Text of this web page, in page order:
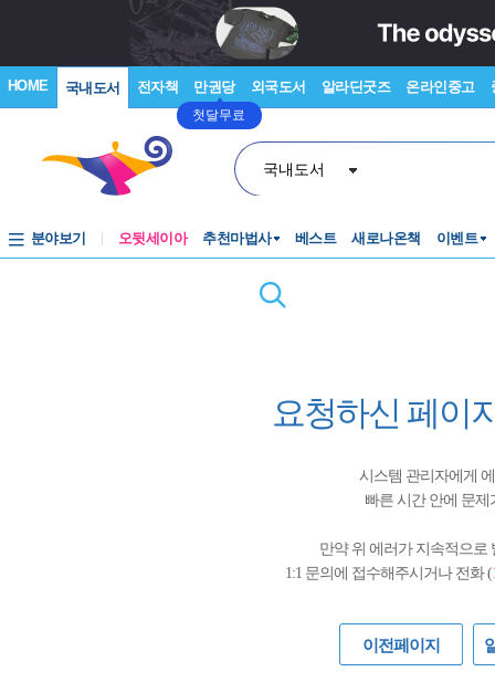
HOME 국내도서 전자책 만권당
첫달무료
외국도서 알라딘굿즈 온라인중고
국내도서
분야보기 오뒷세이아 추천마법사 베스트 새로나온책 이벤트
요청하신 페이
시스템 관리자에게
빠른 시간 안에 문
만약 위 에러가 지속적으로
1:1 문의에 접수해주시거나 전화 (
이전페이지